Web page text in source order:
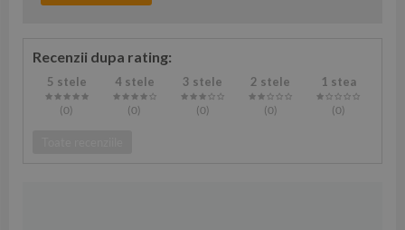
Recenzii dupa rating:
5 stele
(0)
4 stele
(0)
3 stele
(0)
2 stele
(0)
1 stea
(0)